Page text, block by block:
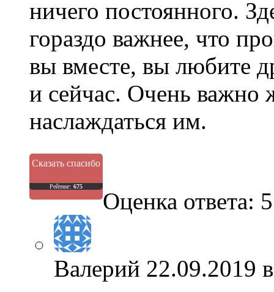
ничего постоянного.
гораздо важнее, что
вы вместе, вы любите
и сейчас. Очень
наслаждаться им.
Сказать спасибо
Рейтинг: 675
Оценка ответа:
Валерий 22.09.2019